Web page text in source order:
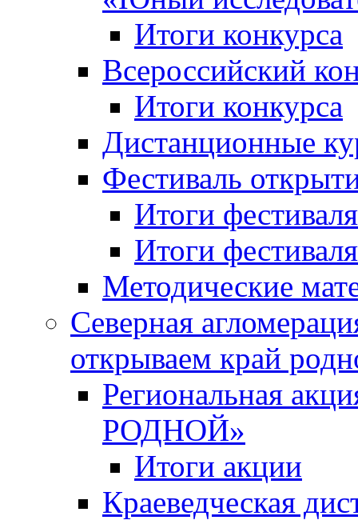
Итоги конкурса
Всероссийский
Итоги конкурса
Дистанционные
Фестиваль
Итоги
Итоги
Методические
Северная
открываем край
Региональная
РОДНОЙ»
Итоги акции
Краеведческая